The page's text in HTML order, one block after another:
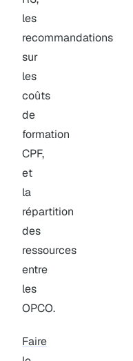
les
recommandations
sur
les
coûts
de
formation
CPF,
et
la
répartition
des
ressources
entre
les
OPCO.
Faire